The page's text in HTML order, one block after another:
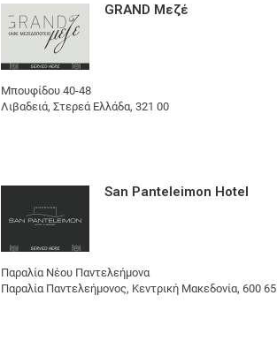
GRAND Μεζέ
Μπουφίδου 40-48
Λιβαδειά, Στερεά Ελλάδα, 321 00
San Panteleimon Hotel
Παραλία Νέου Παντελεήμονα
Παραλία Παντελεήμονος, Κεντρική Μακεδονία, 600 65